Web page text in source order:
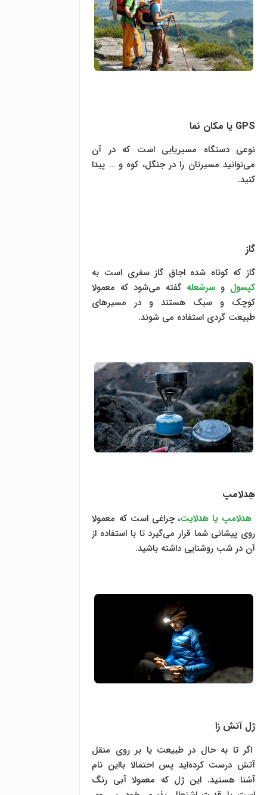
GPS یا مکان نما
نوعی دستگاه‌ مسیریابی است که در آن
می‌توانید مسیرتان را در جنگل، کوه و … پیدا
کنید.
گاز
گاز که کوتاه شده اجاق گاز سفری است به
کپسول و سرشعله ‌ گفته می‌شود که معمولا
کوچک و سبک هستند و در مسیرهای
طبیعت گردی استفاده می شوند.
هِدلامپ
هدلامپ یا هدلایت، چراغی است که معمولا
روی پیشانی شما قرار می‌گیرد تا با استفاده از
آن در شب روشنایی داشته باشید.
ژل آتش زا
اگر تا به حال در طبیعت یا بر روی منقل
آتش درست کرده‌اید پس احتمالا بااین نام
آشنا هستید. این ژل که معمولا آبی رنگ